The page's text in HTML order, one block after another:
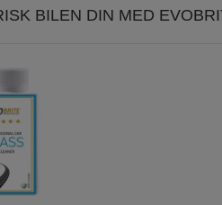
BILEN DIN MED